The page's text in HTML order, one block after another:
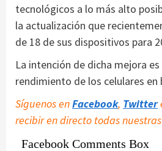
tecnológicos a lo más alto
la actualización que
de 18 de sus dispositivos para
La intención de dicha mejora
rendimiento de los celulares
Síguenos enFacebook, Twitter
recibir en directo todas
Facebook Comments Box